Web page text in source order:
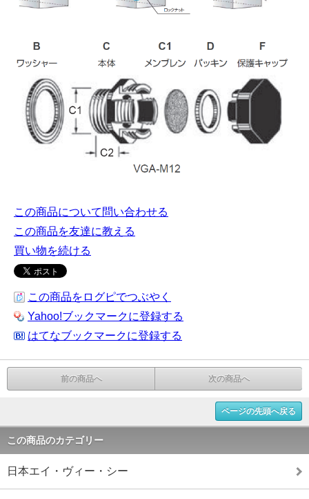
この商品について問い合わせる
この商品を友達に教える
買い物を続ける
この商品をログピでつぶやく
Yahoo!ブックマークに登録する
はてなブックマークに登録する
前の商品へ 次の商品へ
ページの先頭へ戻る
この商品のカテゴリー
日本エイ・ヴィー・シー